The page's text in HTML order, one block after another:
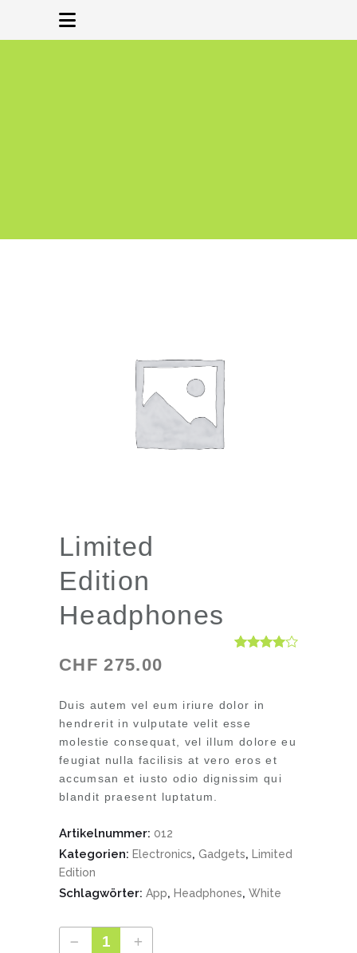
Limited
Edition
Headphones
auf
Kundenbewertung
CHF 275.00
Duis autem vel eum iriure dolor in
hendrerit in vulputate velit esse
molestie consequat, vel illum dolore eu
feugiat nulla facilisis at vero eros et
accumsan et iusto odio dignissim qui
blandit praesent luptatum.
Artikelnummer: 012
Kategorien: Electronics, Gadgets, Limited
Edition
Schlagwörter: App, Headphones, White